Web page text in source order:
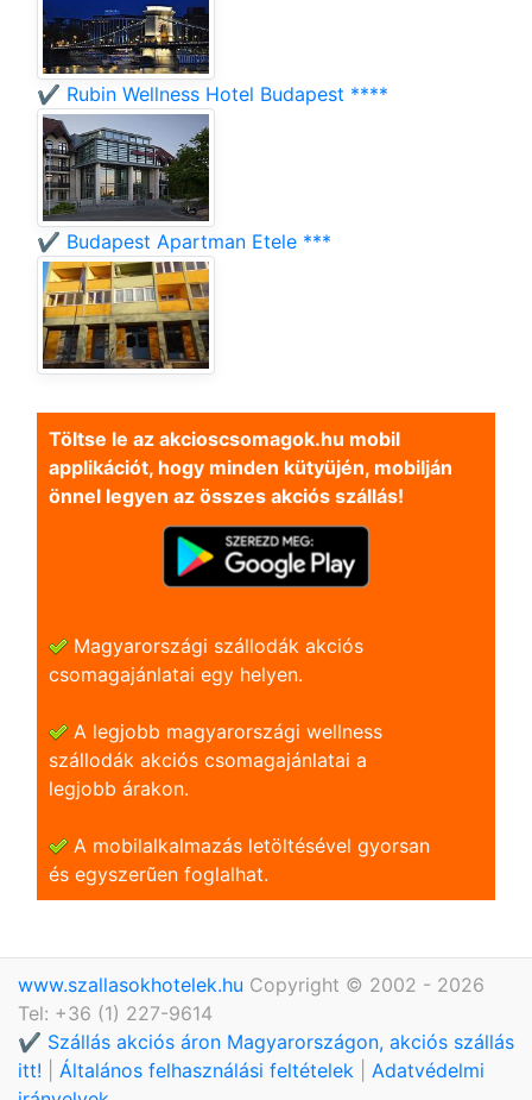
✔️ Rubin Wellness Hotel Budapest ****
✔️ Budapest Apartman Etele ***
Töltse le az akcioscsomagok.hu mobil
applikációt, hogy minden kütyüjén, mobilján
önnel legyen az összes akciós szállás!
Magyarországi szállodák akciós
csomagajánlatai egy helyen.
A legjobb magyarországi wellness
szállodák akciós csomagajánlatai a
legjobb árakon.
A mobilalkalmazás letöltésével gyorsan
és egyszerũen foglalhat.
www.szallasokhotelek.hu Copyright © 2002 - 2026
Tel: +36 (1) 227-9614
✔️ Szállás akciós áron Magyarországon, akciós szállás
itt!
Általános felhasználási feltételek
Adatvédelmi